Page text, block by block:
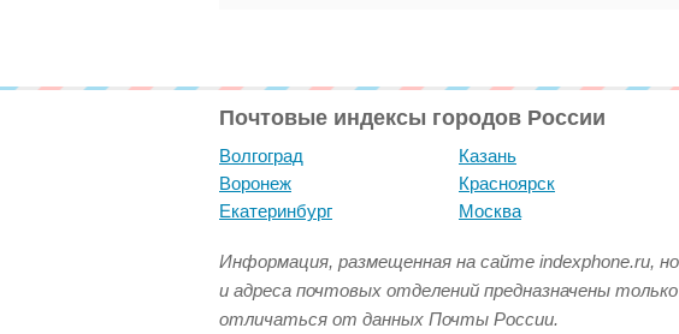
Почтовые индексы городов России
Волгоград
Воронеж
Екатеринбург
Казань
Красноярск
Москва
Информация, размещенная на сайте indexphone.ru,
и адреса почтовых отделений предназначены
отличаться от данных Почты России.